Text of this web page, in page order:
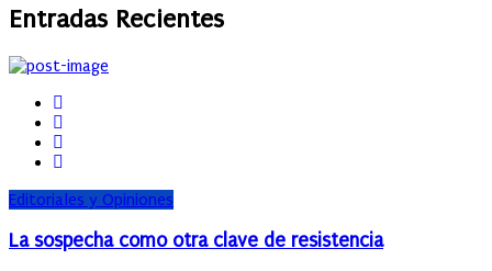
Entradas Recientes
Editoriales y Opiniones
La sospecha como otra clave de resistencia